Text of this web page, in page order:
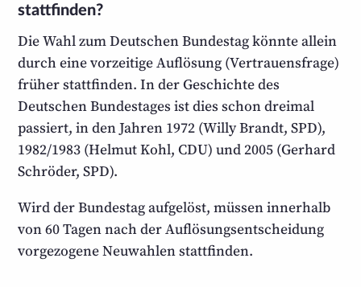
stattfinden?
Die Wahl zum Deutschen Bundestag könnte allein
durch eine vorzeitige Auflösung (Vertrauensfrage)
früher stattfinden. In der Geschichte des
Deutschen Bundestages ist dies schon dreimal
passiert, in den Jahren 1972 (Willy Brandt, SPD),
1982/1983 (Helmut Kohl, CDU) und 2005 (Gerhard
Schröder, SPD).
Wird der Bundestag aufgelöst, müssen innerhalb
von 60 Tagen nach der Auflösungsentscheidung
vorgezogene Neuwahlen stattfinden.